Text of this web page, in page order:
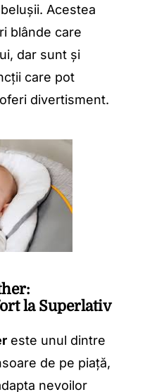
Acestea
blânde care
dar sunt și
care pot
divertisment.
la Superlativ
este unul dintre
de pe piață,
nevoilor